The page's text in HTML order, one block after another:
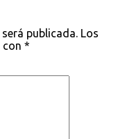
publicada. Los
*